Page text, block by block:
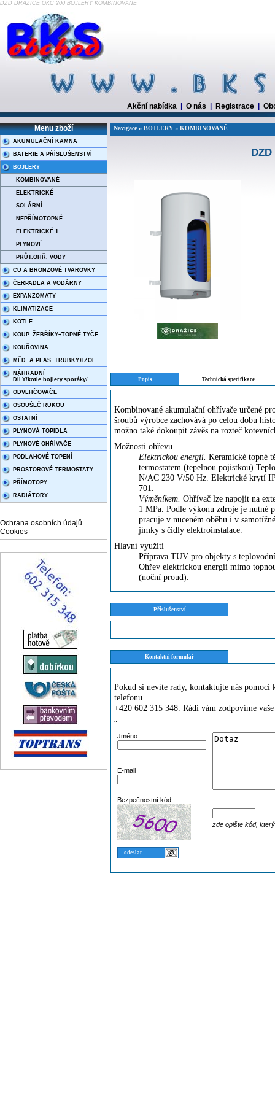
DZD DRAŽICE OKC 200 BOJLERY KOMBINOVANÉ
Akční nabídka O nás Registrace
Menu zboží
AKUMULAČNÍ KAMNA
BATERIE A PŘÍSLUŠENSTVÍ
BOJLERY
KOMBINOVANÉ
ELEKTRICKÉ
SOLÁRNÍ
NEPŘÍMOTOPNÉ
ELEKTRICKÉ 1
PLYNOVÉ
PRŮT.OHŘ. VODY
CU A BRONZOVÉ TVAROVKY
ČERPADLA A VODÁRNY
EXPANZOMATY
KLIMATIZACE
KOTLE
KOUP. ŽEBŘÍKY+TOPNÉ TYČE
KOUŘOVINA
MĚD. A PLAS. TRUBKY+IZOL.
NÁHRADNÍ
DÍLY/kotle,bojlery,sporáky/
ODVLHČOVAČE
OSOUŠEČ RUKOU
OSTATNÍ
PLYNOVÁ TOPIDLA
PLYNOVÉ OHŘÍVAČE
PODLAHOVÉ TOPENÍ
PROSTOROVÉ TERMOSTATY
PŘÍMOTOPY
RADIÁTORY
Ochrana osobních údajů
Cookies
Navigace » BOJLERY » KOMBINOVANÉ
Popis Technická specifikace
Kombinované akumulační ohřívače určené
šroubů výrobce zachovává po celou dobu
možno také dokoupit závěs na rozteč
Možnosti ohřevu
Elektrickou energií. Keramické topné
termostatem (tepelnou
N/AC 230 V/50 Hz. Elektrické krytí
701.
Výměníkem. Ohřívač lze napojit na
1 MPa. Podle výkonu zdroje je
pracuje v nuceném oběhu i v
jímky s čidly elektroinstalace.
Hlavní využití
Příprava TUV pro objekty s
Ohřev elektrickou energií mimo
(noční proud).
Příslušenství
Kontaktní formulář
Pokud si nevíte rady, kontaktujte nás
telefonu
+420 602 315 348. Rádi vám zodpovíme
¨
Jméno
E-mail
Bezpečnostní kód:
zde opište kód,